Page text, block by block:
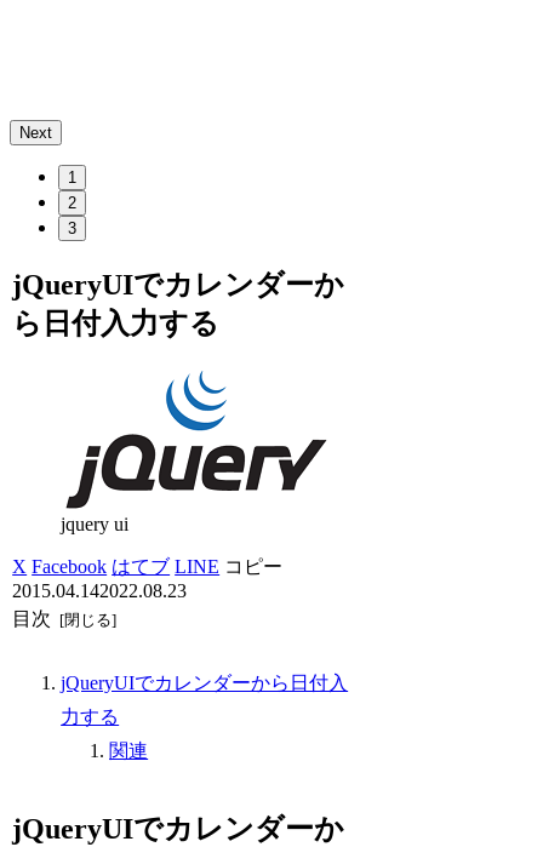
Next
1
2
3
jQueryUIでカレンダーか
ら日付入力する
jquery ui
X Facebook はてブ LINE コピー
2015.04.142022.08.23
目次
jQueryUIでカレンダーから日付入
力する
関連
jQueryUIでカレンダーか